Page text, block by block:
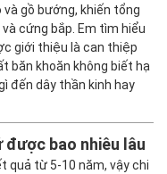
gồ bướng, khiến tổng
cứng bắp. Em tìm hiểu
giới thiệu là can thiệp
băn khoăn không biết hạ
đến dây thần kinh hay
được bao nhiêu lâu
quả từ 5-10 năm, vậy chi